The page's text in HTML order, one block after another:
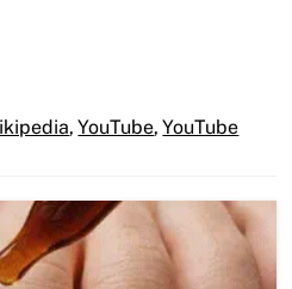
, YouTube, YouTube